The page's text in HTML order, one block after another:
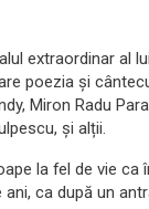
extraordinar al
poezia și
Miron Radu
și alții.
la fel de vie ca
ca după un